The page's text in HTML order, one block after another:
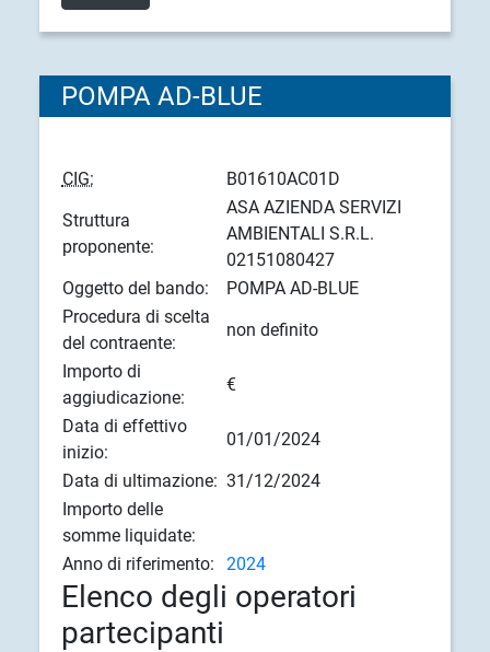
POMPA AD-BLUE
CIG:
B01610AC01D
Struttura
proponente:
ASA AZIENDA SERVIZI
AMBIENTALI S.R.L.
02151080427
Oggetto del bando:
POMPA AD-BLUE
Procedura di scelta
del contraente:
non definito
Importo di
aggiudicazione:
€
Data di effettivo
inizio:
01/01/2024
Data di ultimazione: 31/12/2024
Importo delle
somme liquidate:
Anno di riferimento:
2024
Elenco degli operatori
partecipanti